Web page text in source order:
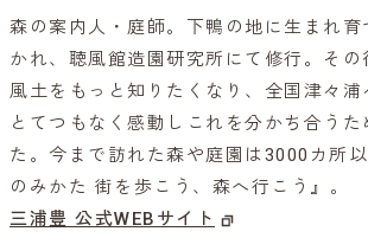
森の案内人・庭師。下鴨の地に生まれ育
かれ、聴風館造園研究所にて修行。その
風土をもっと知りたくなり、全国津々浦
とてつもなく感動しこれを分かち合うた
た。今まで訪れた森や庭園は3000カ所
のみかた 街を歩こう、森へ行こう』。
三浦豊 公式WEBサイト